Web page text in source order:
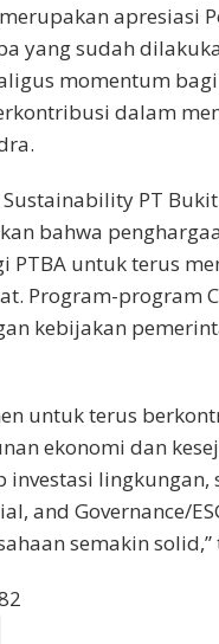
apresiasi
yang sudah
momentum
dalam
PT
bahwa
PTBA untuk terus
Program-program
kebijakan
untuk terus
ekonomi dan
investasi
and Governance/
semakin solid,”